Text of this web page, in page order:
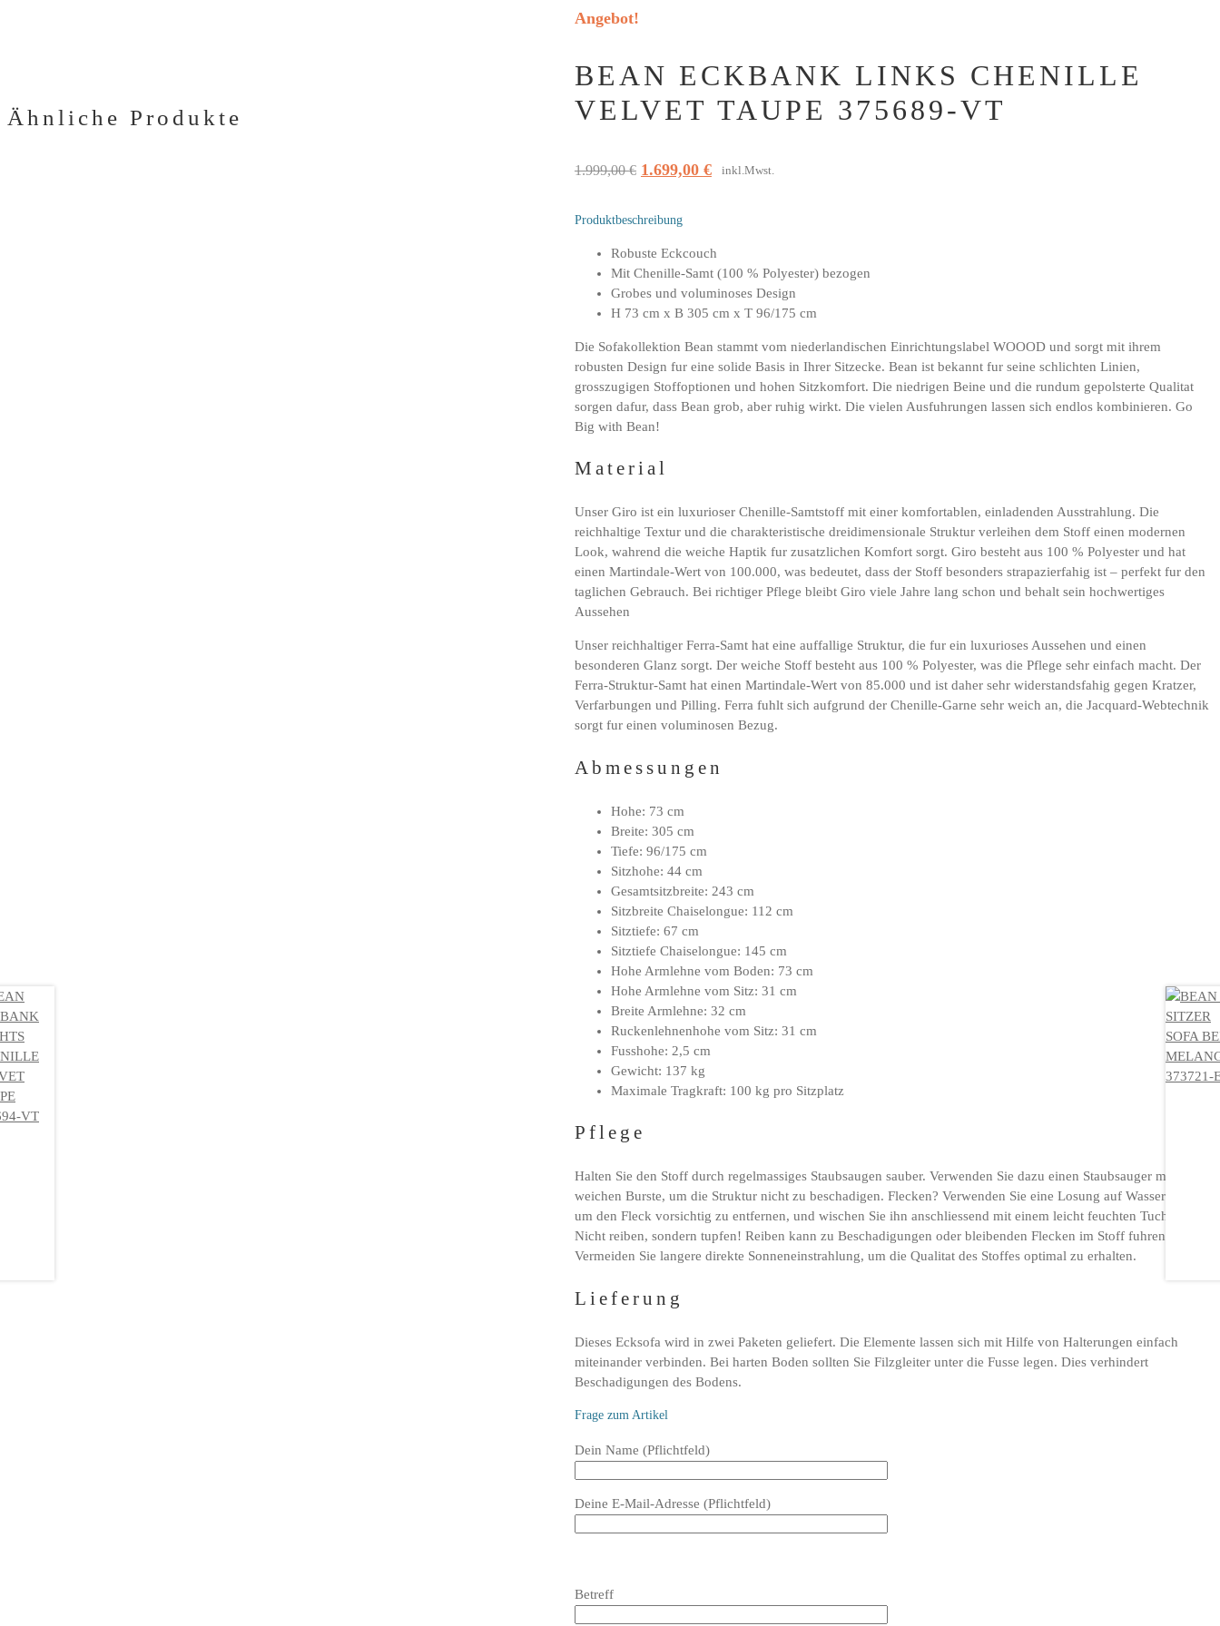
Angebot!
BEAN ECKBANK LINKS CHENILLE
VELVET TAUPE 375689-VT
1.999,00€ Ursprünglicher
war:
1.999,00 €
1.699,00 €Aktueller
1.699,00 €.
inkl.Mwst.
Produktbeschreibung
Robuste Eckcouch
Mit Chenille-Samt (100 % Polyester) bezogen
Grobes und voluminoses Design
H 73 cm x B 305 cm x T 96/175 cm
Die Sofakollektion Bean stammt vom niederlandischen Einrichtungslabel WOOOD und sorgt mit ihrem
robusten Design fur eine solide Basis in Ihrer Sitzecke. Bean ist bekannt fur seine schlichten Linien,
grosszugigen Stoffoptionen und hohen Sitzkomfort. Die niedrigen Beine und die rundum gepolsterte Qualitat
sorgen dafur, dass Bean grob, aber ruhig wirkt. Die vielen Ausfuhrungen lassen sich endlos kombinieren. Go
Big with Bean!
Material
Unser Giro ist ein luxurioser Chenille-Samtstoff mit einer komfortablen, einladenden Ausstrahlung. Die
reichhaltige Textur und die charakteristische dreidimensionale Struktur verleihen dem Stoff einen modernen
Look, wahrend die weiche Haptik fur zusatzlichen Komfort sorgt. Giro besteht aus 100 % Polyester und hat
einen Martindale-Wert von 100.000, was bedeutet, dass der Stoff besonders strapazierfahig ist – perfekt fur den
taglichen Gebrauch. Bei richtiger Pflege bleibt Giro viele Jahre lang schon und behalt sein hochwertiges
Aussehen
Unser reichhaltiger Ferra-Samt hat eine auffallige Struktur, die fur ein luxurioses Aussehen und einen
besonderen Glanz sorgt. Der weiche Stoff besteht aus 100 % Polyester, was die Pflege sehr einfach macht. Der
Ferra-Struktur-Samt hat einen Martindale-Wert von 85.000 und ist daher sehr widerstandsfahig gegen Kratzer,
Verfarbungen und Pilling. Ferra fuhlt sich aufgrund der Chenille-Garne sehr weich an, die Jacquard-Webtechnik
sorgt fur einen voluminosen Bezug.
Abmessungen
Hohe: 73 cm
Breite: 305 cm
Tiefe: 96/175 cm
Sitzhohe: 44 cm
Gesamtsitzbreite: 243 cm
Sitzbreite Chaiselongue: 112 cm
Sitztiefe: 67 cm
Sitztiefe Chaiselongue: 145 cm
Hohe Armlehne vom Boden: 73 cm
Hohe Armlehne vom Sitz: 31 cm
Breite Armlehne: 32 cm
Ruckenlehnenhohe vom Sitz: 31 cm
Fusshohe: 2,5 cm
Gewicht: 137 kg
Maximale Tragkraft: 100 kg pro Sitzplatz
Pflege
Halten Sie den Stoff durch regelmassiges Staubsaugen sauber. Verwenden Sie dazu einen Staubsauger mit einer
weichen Burste, um die Struktur nicht zu beschadigen. Flecken? Verwenden Sie eine Losung auf Wasserbasis,
um den Fleck vorsichtig zu entfernen, und wischen Sie ihn anschliessend mit einem leicht feuchten Tuch ab.
Nicht reiben, sondern tupfen! Reiben kann zu Beschadigungen oder bleibenden Flecken im Stoff fuhren.
Vermeiden Sie langere direkte Sonneneinstrahlung, um die Qualitat des Stoffes optimal zu erhalten.
Lieferung
Dieses Ecksofa wird in zwei Paketen geliefert. Die Elemente lassen sich mit Hilfe von Halterungen einfach
miteinander verbinden. Bei harten Boden sollten Sie Filzgleiter unter die Fusse legen. Dies verhindert
Beschadigungen des Bodens.
Frage zum Artikel
Bitte
Feld
Dein Name (Pflichtfeld)
Deine E-Mail-Adresse (Pflichtfeld)
dieses
lasse
Betreff
Ähnliche Produkte